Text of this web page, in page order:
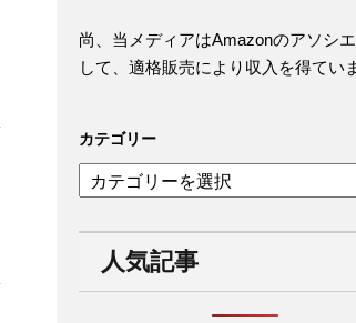
尚、当メディアはAmazonのアソシ
して、適格販売により収入を得てい
カテゴリー
テ
人気記事